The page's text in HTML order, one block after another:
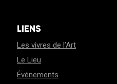
LIENS
Les vivres de l’Art
Le Lieu
Événements